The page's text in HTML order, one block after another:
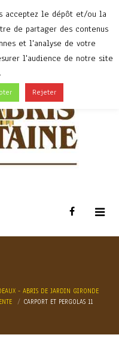
- ABRIS DE JARDIN GIRONDE
CARPORT ET PERGOLAS 11
acceptez le dépôt et/ou la
de partager des contenus
et l'analyse de votre
l'audience de notre site
Rejeter